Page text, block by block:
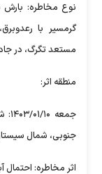
نوع مخاطره: بارش
گرمسیر با
مستعد تگرگ، در
منطقه اثر:
جنوبی، شمال
اثر مخاطره: